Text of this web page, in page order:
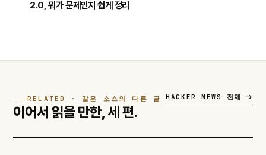
2.0, 뭐가 문제인지 쉽게 정리
RELATED · 같은 소스의 다른 글
이어서 읽을 만한,세 편.
HACKER NEWS 전체